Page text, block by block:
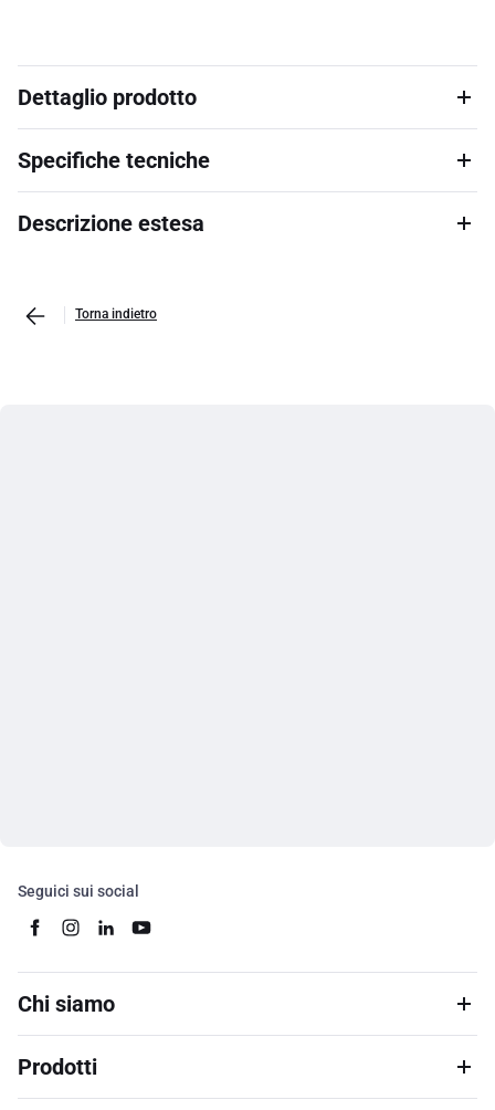
Dettaglio prodotto
Specifiche tecniche
Descrizione estesa
Torna indietro
Seguici sui social
Chi siamo
Prodotti